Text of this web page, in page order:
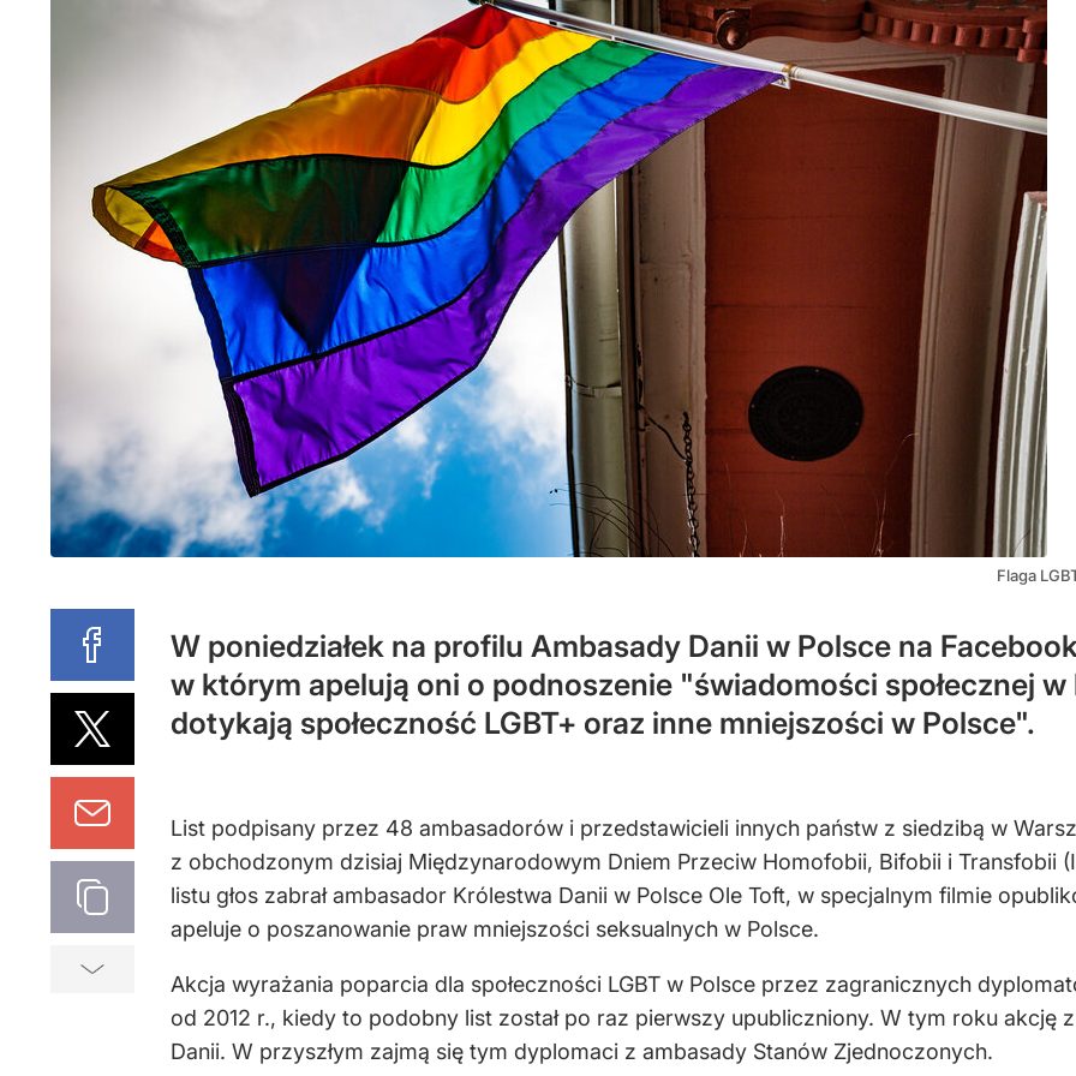
Belka o "propagandzie PiS" ws. przyjęcia euro. "Wszyscy boją się cokolwiek powiedzieć"
Wielka zmiana dla frankowiczów. Mogą przestać płacić raty
Rafał Zaskoczyciel
Flaga
W poniedziałek na profilu Ambasady Danii w Polsce na
w którym apelują oni o podnoszenie "świadomości społecznej
dotykają społeczność LGBT+ oraz inne mniejszości w Polsce".
List podpisany przez 48 ambasadorów i przedstawicieli innych państw z siedzibą w
z obchodzonym dzisiaj Międzynarodowym Dniem Przeciw Homofobii, Bifobii i Transfobii
listu głos zabrał ambasador Królestwa Danii w Polsce Ole Toft, w specjalnym filmie
apeluje o poszanowanie praw mniejszości seksualnych w Polsce.
Akcja wyrażania poparcia dla społeczności LGBT w Polsce przez zagranicznych
od 2012 r., kiedy to podobny list został po raz pierwszy upubliczniony. W tym roku akcję
Danii. W przyszłym zajmą się tym dyplomaci z ambasady Stanów Zjednoczonych.